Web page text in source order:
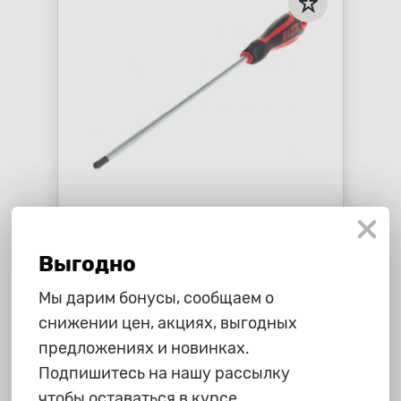
ниппелей "JTC", диаметр 4.5мм,
star_borderstar_borderstar_borderstar_borderstar_border
- +
Выгодно
Мы дарим бонусы, сообщаем о
снижении цен, акциях, выгодных
предложениях и новинках.
Подпишитесь на нашу рассылку